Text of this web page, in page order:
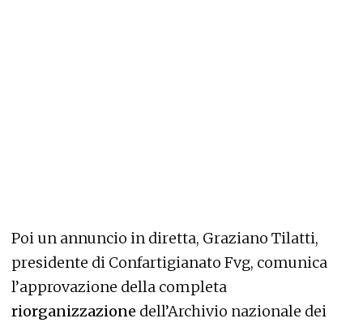
Poi un annuncio in diretta, Graziano Tilatti,
presidente di Confartigianato Fvg, comunica
l’approvazione della completa
riorganizzazione dell’Archivio nazionale dei